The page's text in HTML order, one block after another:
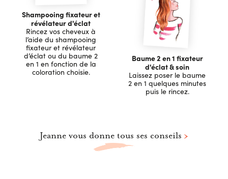
Shampooing fixateur et
révélateur d'éclat
Rincez vos cheveux à
l’aide du shampooing
fixateur et révélateur
d’éclat ou du baume 2
en 1 en fonction de la
coloration choisie.
Baume 2 en 1 fixateur
d'éclat & soin
Laissez poser le baume
2 en 1 quelques minutes
puis le rincez.
Jeanne vous donne tous ses conseils